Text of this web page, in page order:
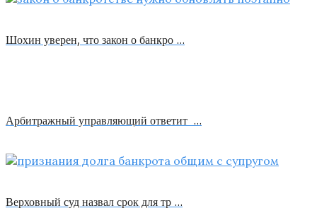
Шохин уверен, что закон о банкро …
Арбитражный управляющий ответит …
Верховный суд назвал срок для тр …